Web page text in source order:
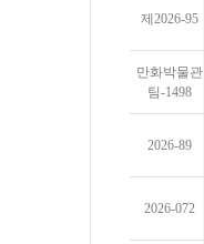
제2026-95
만화박물관
팀-1498
2026-89
2026-072